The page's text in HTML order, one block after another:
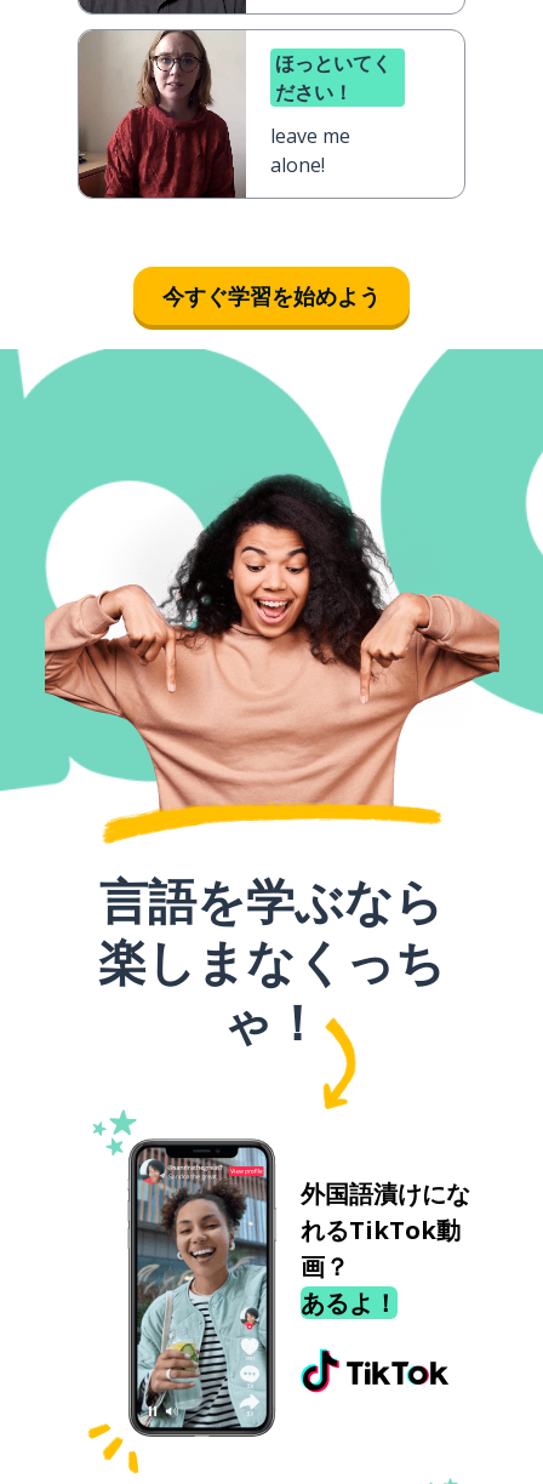
ほっといてく
ださい！
leave me
alone!
今すぐ学習を始めよう
言語を学ぶなら
楽しまなくっち
ゃ！
外国語漬けにな
れるTikTok動
画？
あるよ！